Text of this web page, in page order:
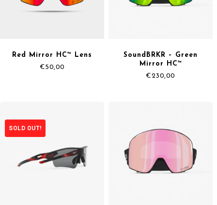
Red Mirror HC™ Lens
€50,00
SoundBRKR – Green
Mirror HC™
€230,00
SOLD OUT!